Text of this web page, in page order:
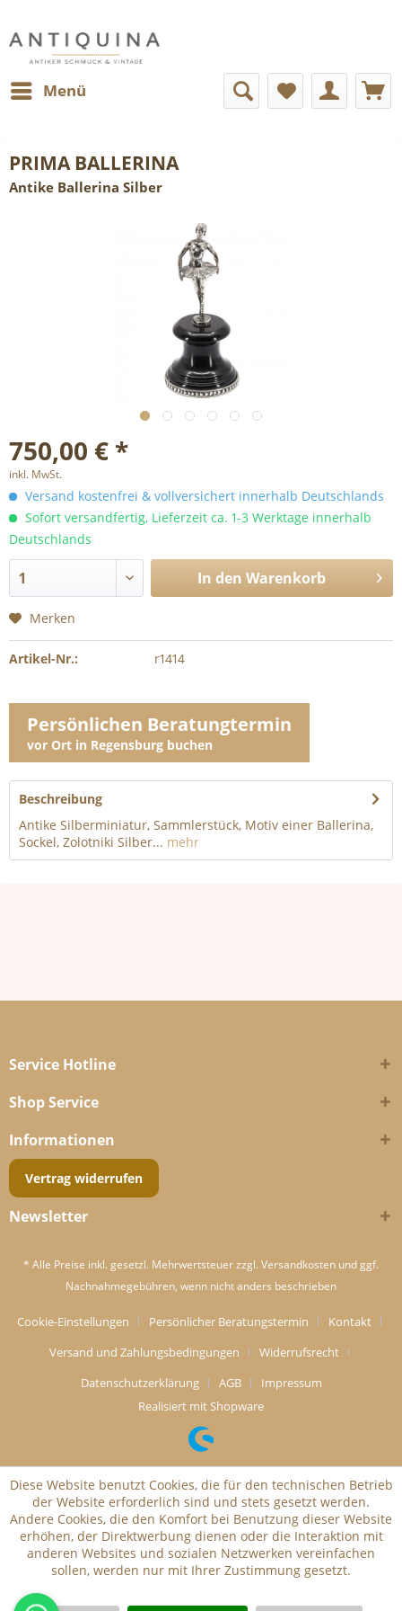
Menü
PRIMA BALLERINA
Antike Ballerina Silber
750,00 € *
inkl. MwSt.
Versand kostenfrei & vollversichert innerhalb Deutschlands
Sofort versandfertig, Lieferzeit ca. 1-3 Werktage innerhalb
Deutschlands
In den Warenkorb
Merken
Artikel-Nr.: r1414
Persönlichen Beratungtermin
vor Ort in Regensburg buchen
Beschreibung
Antike Silberminiatur, Sammlerstück, Motiv einer Ballerina,
Sockel, Zolotniki Silber... mehr
Service Hotline
Shop Service
Informationen
Vertrag widerrufen
Newsletter
* Alle Preise inkl. gesetzl. Mehrwertsteuer zzgl. Versandkosten und ggf.
Nachnahmegebühren, wenn nicht anders beschrieben
Cookie-Einstellungen Persönlicher Beratungstermin
Kontakt
Versand und Zahlungsbedingungen
Widerrufsrecht
Datenschutzerklärung
AGB
Impressum
Realisiert mit Shopware
Diese Website benutzt Cookies, die für den technischen Betrieb
der Website erforderlich sind und stets gesetzt werden.
Andere Cookies, die den Komfort bei Benutzung dieser Website
erhöhen, der Direktwerbung dienen oder die Interaktion mit
anderen Websites und sozialen Netzwerken vereinfachen
sollen, werden nur mit Ihrer Zustimmung gesetzt.